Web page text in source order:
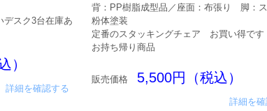
スク3台在庫あ
）
詳細を確認する
背：PP樹脂成型品／座面：布張り 脚：
粉体塗装
定番のスタッキングチェア お買い得です
お持ち帰り商品
販売価格 5,500円（税込）
詳細を